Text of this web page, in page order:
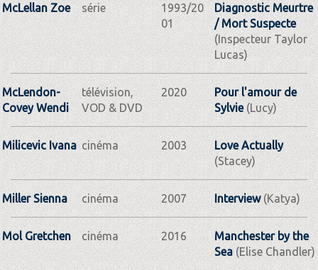
McLellan Zoe série
1993/20
01
Diagnostic Meurtre
/ Mort Suspecte
(Inspecteur Taylor
Lucas)
McLendon-
Covey Wendi
télévision,
VOD & DVD
2020
Pour l'amour de
Sylvie(Lucy)
Milicevic Ivana cinéma 2003
Love Actually
(Stacey)
Miller Sienna cinéma 2007 Interview(Katya)
Mol Gretchen cinéma 2016
Manchester by the
Sea(Elise Chandler)